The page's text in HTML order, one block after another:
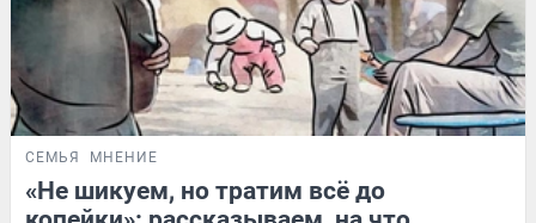
СЕМЬЯ МНЕНИЕ
«Не шикуем, но тратим всё до